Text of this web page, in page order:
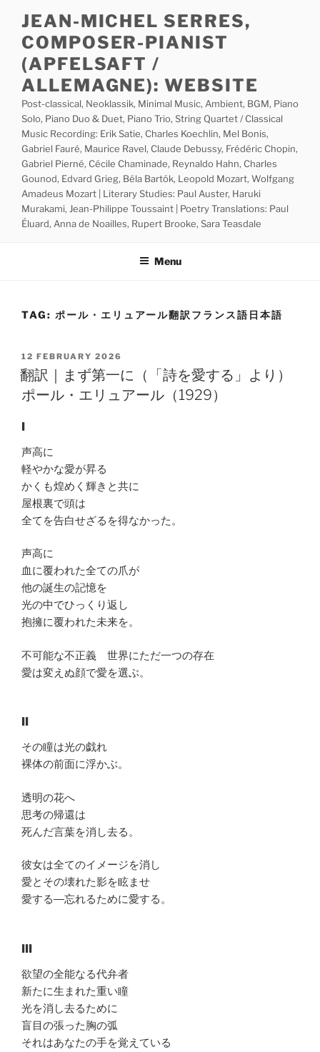
content
JEAN-MICHEL SERRES,
COMPOSER-PIANIST
(APFELSAFT /
ALLEMAGNE): WEBSITE
Post-classical, Neoklassik, Minimal Music, Ambient, BGM, Piano
Solo, Piano Duo & Duet, Piano Trio, String Quartet / Classical
Music Recording: Erik Satie, Charles Koechlin, Mel Bonis,
Gabriel Fauré, Maurice Ravel, Claude Debussy, Frédéric Chopin,
Gabriel Pierné, Cécile Chaminade, Reynaldo Hahn, Charles
Gounod, Edvard Grieg, Béla Bartók, Leopold Mozart, Wolfgang
Amadeus Mozart | Literary Studies: Paul Auster, Haruki
Murakami, Jean-Philippe Toussaint | Poetry Translations: Paul
Éluard, Anna de Noailles, Rupert Brooke, Sara Teasdale
Menu
TAG: ポール・エリュアール翻訳フランス語日本語
POSTED
ON
12 FEBRUARY 2026
翻訳｜まず第一に（「詩を愛する」より）
ポール・エリュアール（1929）
I
声高に
軽やかな愛が昇る
かくも煌めく輝きと共に
屋根裏で頭は
全てを告白せざるを得なかった。
声高に
血に覆われた全ての爪が
他の誕生の記憶を
光の中でひっくり返し
抱擁に覆われた未来を。
不可能な不正義 世界にただ一つの存在
愛は変えぬ顔で愛を選ぶ。
II
その瞳は光の戯れ
裸体の前面に浮かぶ。
透明の花へ
思考の帰還は
死んだ言葉を消し去る。
彼女は全てのイメージを消し
愛とその壊れた影を眩ませ
愛する―忘れるために愛する。
III
欲望の全能なる代弁者
新たに生まれた重い瞳
光を消し去るために
盲目の張った胸の弧
それはあなたの手を覚えている